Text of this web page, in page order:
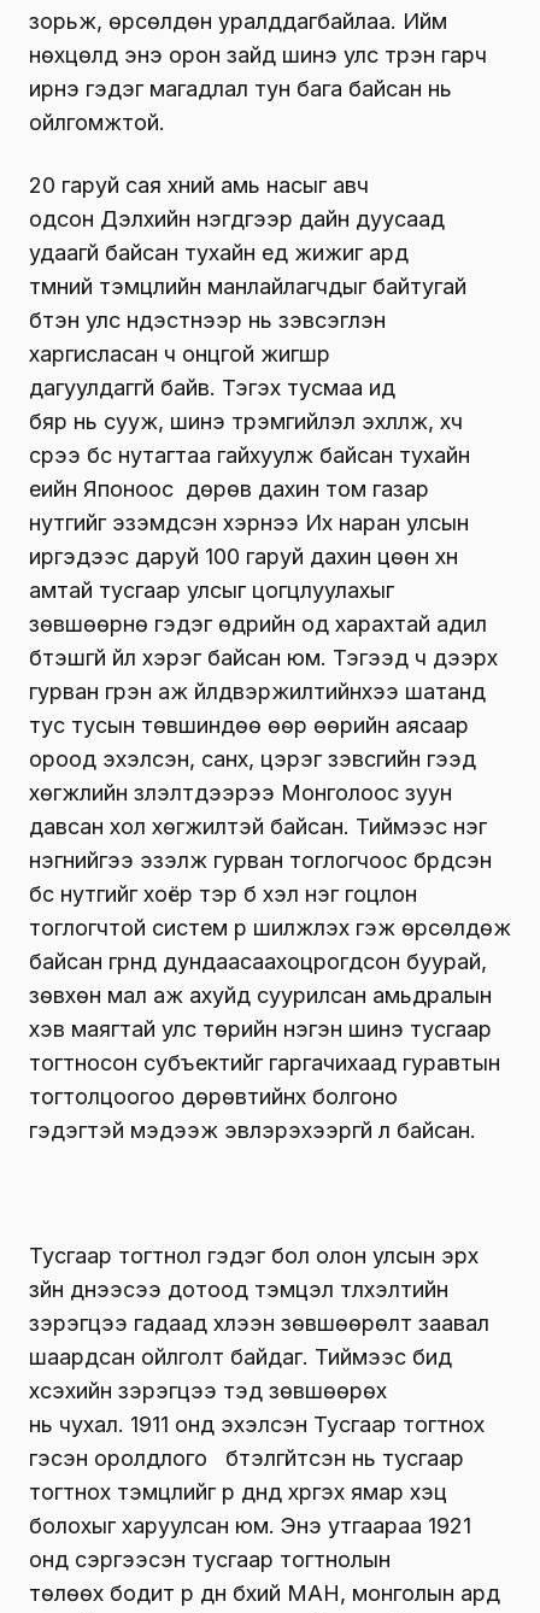
зорьж, өрсөлдөн уралддагбайлаа. Ийм
нөхцөлд энэ орон зайд шинэ улс түрэн гарч
ирнэ гэдэг магадлал тун бага байсан нь
ойлгомжтой.
20 гаруй сая хүний амь насыг авч
одсон Дэлхийн нэгдүгээр дайн дуусаад
удаагүй байсан тухайн үед жижиг ард
түмний тэмцлийн манлайлагчдыг байтугай
бүтэн улс үндэстнээр нь зэвсэглэн
харгисласан ч онцгой жигшүүр
дагуулдаггүй байв. Тэгэх тусмаа ид
бяр нь сууж, шинэ түрэмгийлэл эхлүүлж, хүч
сүрээ бүс нутагтаа гайхуулж байсан тухайн
үеийн Японоос дөрөв дахин том газар
нутгийг эзэмдсэн хэрнээ Их наран улсын
иргэдээс даруй 100 гаруй дахин цөөн хүн
амтай тусгаар улсыг цогцлуулахыг
зөвшөөрнө гэдэг өдрийн од харахтай адил
бүтэшгүй үйл хэрэг байсан юм. Тэгээд ч дээрх
гурван гүрэн аж үйлдвэржилтийнхээ шатанд
тус тусын төвшиндөө өөр өөрийн аясаар
ороод эхэлсэн, санхүү, цэрэг зэвсгийн гээд
хөгжлийн үзүүлэлтүүдээрээ Монголоос зуун
давсан хол хөгжилтэй байсан. Тиймээс нэг
нэгнийгээ эзэлж гурван тоглогчоос бүрдсэн
бүс нутгийг хоёр тэр бүү хэл нэг гоцлон
тоглогчтой систем рүү шилжүүлэх гэж өрсөлдөж
байсан гүрнүүд дундаасаахоцрогдсон буурай,
зөвхөн мал аж ахуйд суурилсан амьдралын
хэв маягтай улс төрийн нэгэн шинэ тусгаар
тогтносон субъектийг гаргачихаад гуравтын
тогтолцоогоо дөрөвтийнх болгоно
гэдэгтэй мэдээж эвлэрэхээргүй л байсан.
Тусгаар тогтнол гэдэг бол олон улсын эрх
зүйн үүднээсээ дотоод тэмцэл түлхэлтийн
зэрэгцээ гадаад хүлээн зөвшөөрөлт заавал
шаардсан ойлголт байдаг. Тиймээс бид
хүсэхийн зэрэгцээ тэд зөвшөөрөх
нь чухал. 1911 онд эхэлсэн Тусгаар тогтнох
гэсэн оролдлого бүтэлгүйтсэн нь тусгаар
тогтнох тэмцлийг үр дүнд хүргэх ямар хэцүү
болохыг харуулсан юм. Энэ утгаараа 1921
онд сэргээсэн тусгаар тогтнолын
төлөөх бодит үр дүн бүхий МАН, монголын ард